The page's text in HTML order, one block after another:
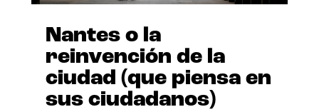
Nantes o la
reinvención de la
ciudad (que piensa en
sus ciudadanos)